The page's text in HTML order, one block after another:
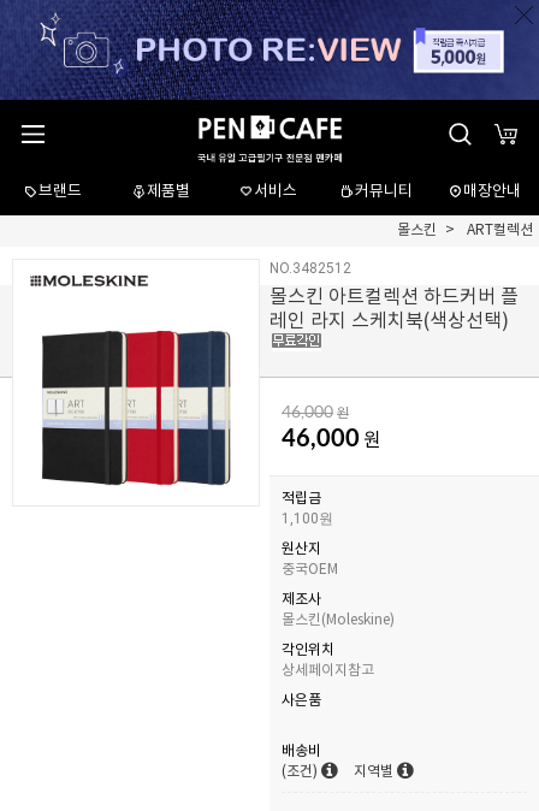
브랜드 제품별 서비스 커뮤니티 매장안내
몰스킨 ART컬렉션
NO.3482512
몰스킨 아트컬렉션 하드커버 플
레인 라지 스케치북(색상선택)
46,000 원
46,000 원
적립금
1,100원
원산지
중국OEM
제조사
몰스킨(Moleskine)
각인위치
상세페이지참고
사은품
배송비
(조건)
지역별